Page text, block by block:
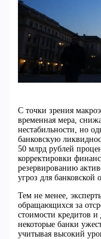
С точки зрения
временная мера,
нестабильности, но
банковскую
50 млрд рублей
корректировки
резервированию
угроз для банковской
Тем не менее,
обращающихся за
стоимости кредитов
некоторые банки
учитывая высокий